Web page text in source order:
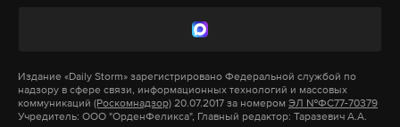
благосклонность власти... и кресло в Совете
Владимир Путин объявил 6 апреля 2017 года, что
По мнению Ольги Кадебской, заведующей
провалов уникальны и могут быть вызваны
рядом причин, среди которых — и антропогенные
факторы (жизнедеятельность человека): «Мы в
Издание «Daily Storm» зарегистрировано Федеральной службой по
надзору в сфере связи, информационных технологий и массовых
коммуникаций (Роскомнадзор) 20.07.2017 за номером ЭЛ №ФС77-70379
Учредитель: ООО "ОрденФеликса", Главный редактор: Таразевич А.А.